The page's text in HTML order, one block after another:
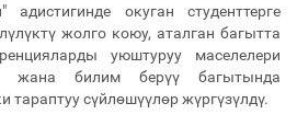
окуган студенттерге
жолго коюу, аталган багытта
уюштуруу маселелери
жана билим берүү багытында
сүйлөшүүлөр жүргүзүлдү.